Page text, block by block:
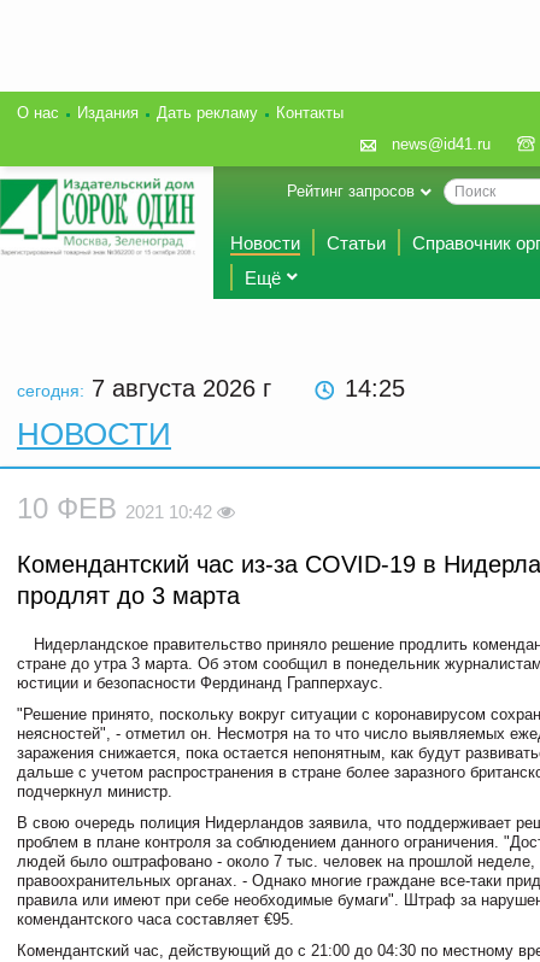
О нас Издания Дать рекламу
Контакты
news@id41.ru
Рейтинг запросов
Новости Статьи
Справочник
Ещё
сегодня: 7 августа 2026 г 14:25
НОВОСТИ
10 ФЕВ 2021 10:42
Комендантский час из-за COVID-19 в
продлят до 3 марта
Нидерландское правительство приняло решение продлить
стране до утра 3 марта. Об этом сообщил в понедельник
юстиции и безопасности Фердинанд Грапперхаус.
"Решение принято, поскольку вокруг ситуации с коронавирусом
неясностей", - отметил он. Несмотря на то что число выявляемых
заражения снижается, пока остается непонятным, как будут
дальше с учетом распространения в стране более заразного
подчеркнул министр.
В свою очередь полиция Нидерландов заявила, что поддерживает
проблем в плане контроля за соблюдением данного ограничения.
людей было оштрафовано - около 7 тыс. человек на прошлой неделе,
правоохранительных органах. - Однако многие граждане все-таки
правила или имеют при себе необходимые бумаги". Штраф за
комендантского часа составляет €95.
Комендантский час, действующий до с 21:00 до 04:30 по местному